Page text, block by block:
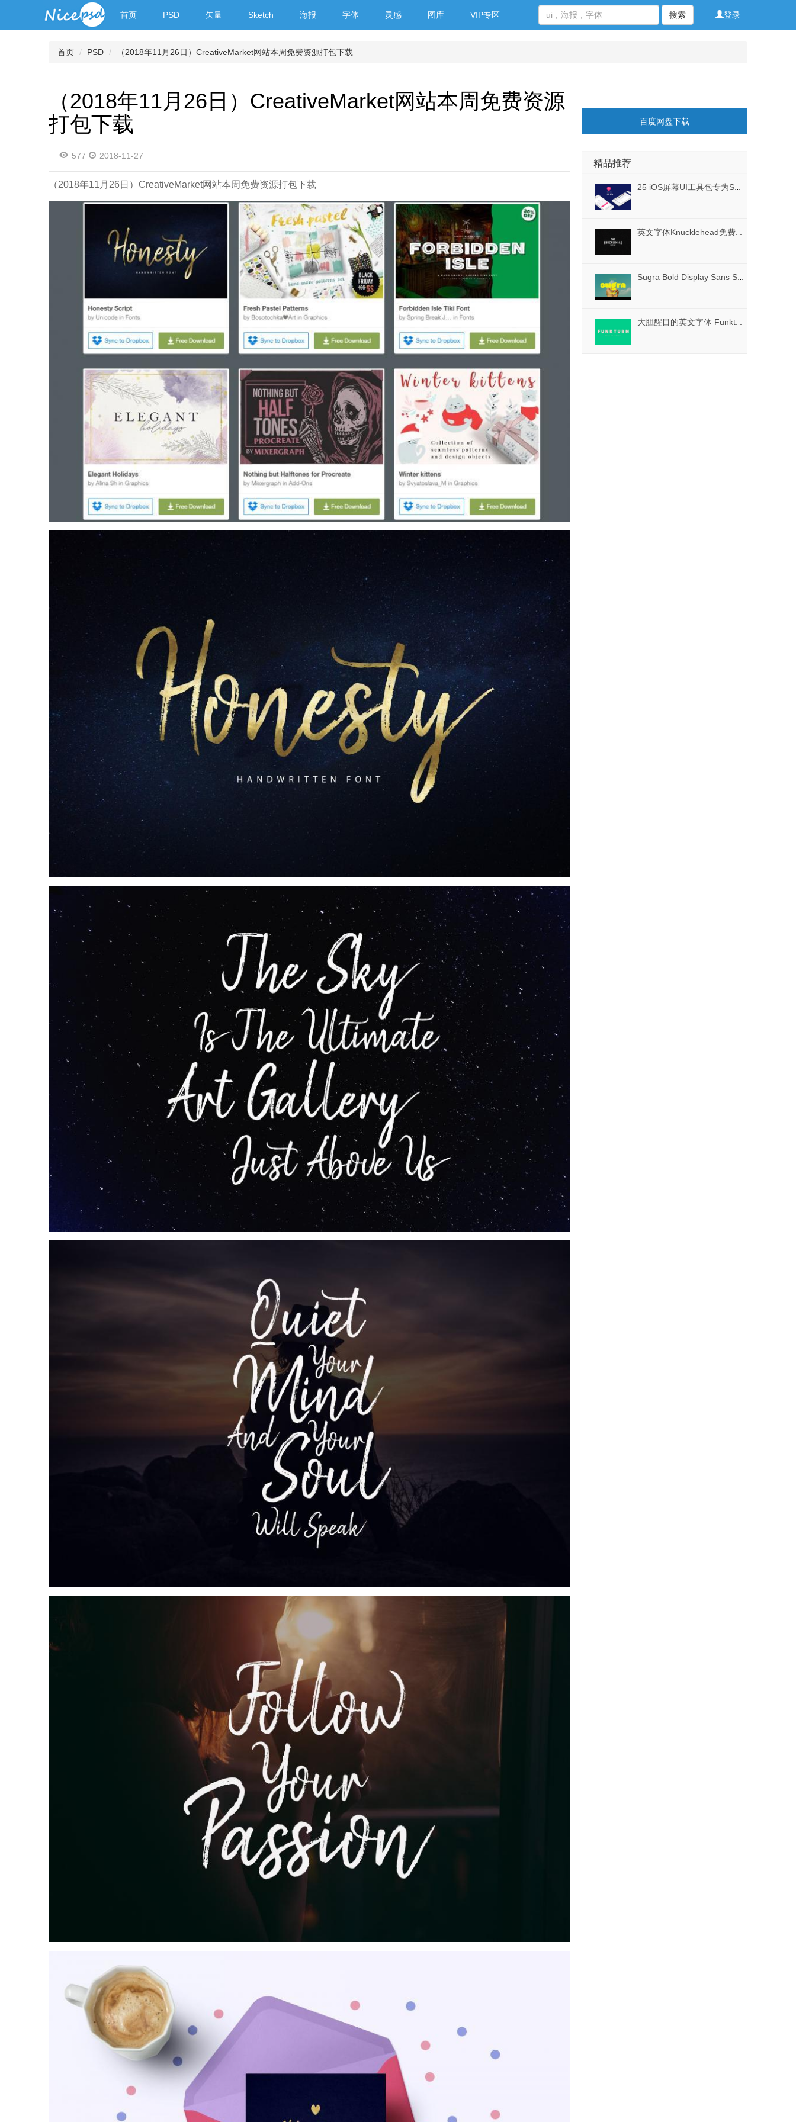
首页 PSD 矢量 Sketch 海报 字体 灵感 图库 VIP专区 登录
搜索
首页 PSD （2018年11月26日）CreativeMarket网站本周免费资源打包下载
（2018年11月26日）CreativeMarket网站本周免费资源
打包下载
577 2018-11-27
（2018年11月26日）CreativeMarket网站本周免费资源打包下载
百度网盘下载
精品推荐